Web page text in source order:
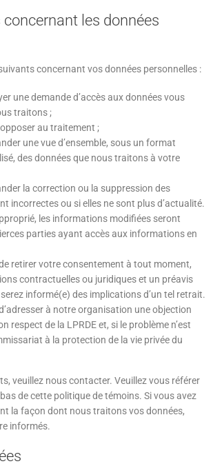
les données
concernant vos données personnelles :
une demande d’accès aux données vous
traitons ;
au traitement ;
une vue d’ensemble, sous un format
des données que nous traitons à votre
la correction ou la suppression des
incorrectes ou si elles ne sont plus d’actualité.
les informations modifiées seront
parties ayant accès aux informations en
retirer votre consentement à tout moment,
contractuelles ou juridiques et un préavis
informé(e) des implications d’un tel retrait.
à notre organisation une objection
respect de la LPRDE et, si le problème n’est
à la protection de la vie privée du
veuillez nous contacter. Veuillez vous référer
de cette politique de témoins. Si vous avez
la façon dont nous traitons vos données,
informés.